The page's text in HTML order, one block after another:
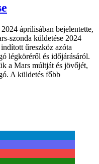
áprilisában bejelentette,
szonda küldetése 2024
űreszköz azóta
légköréről és időjárásáról.
a Mars múltját és jövőjét,
A küldetés főbb